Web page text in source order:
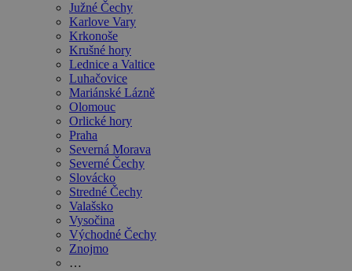
Južné Čechy
Karlove Vary
Krkonoše
Krušné hory
Lednice a Valtice
Luhačovice
Mariánské Lázně
Olomouc
Orlické hory
Praha
Severná Morava
Severné Čechy
Slovácko
Stredné Čechy
Valašsko
Vysočina
Východné Čechy
Znojmo
…